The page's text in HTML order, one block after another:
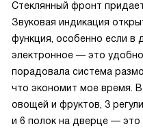
Стеклянный фронт
Звуковая индикация
функция, особенно если в
электронное — это
порадовала система
что экономит мое время.
овощей и фруктов, 3
и 6 полок на дверце — это